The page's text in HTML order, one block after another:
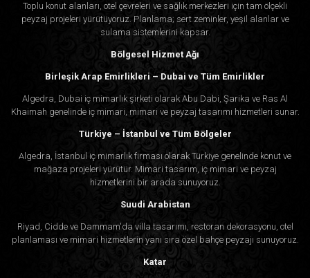
Toplu konut alanları, otel çevreleri ve sağlık merkezleri için tam ölçekli
peyzaj projeleri yürütüyoruz. Planlama; sert zeminler, yeşil alanlar ve
sulama sistemlerini kapsar.
Bölgesel Hizmet Ağı
Birleşik Arap Emirlikleri – Dubai ve Tüm Emirlikler
Algedra, Dubai iç mimarlık şirketi olarak Abu Dabi, Şarika ve Ras Al
Khaimah genelinde iç mimari, mimari ve peyzaj tasarımı hizmetleri sunar.
Türkiye – İstanbul ve Tüm Bölgeler
Algedra, İstanbul iç mimarlık firması olarak Türkiye genelinde konut ve
mağaza projeleri yürütür. Mimari tasarım, iç mimari ve peyzaj
hizmetlerini bir arada sunuyoruz.
Suudi Arabistan
Riyad, Cidde ve Dammam'da villa tasarımı, restoran dekorasyonu, otel
planlaması ve mimari hizmetlerin yanı sıra özel bahçe peyzajı sunuyoruz.
Katar